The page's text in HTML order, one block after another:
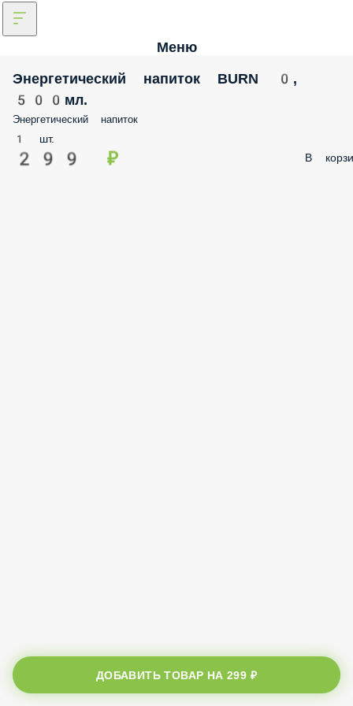
Меню
Энергетический напиток BURN 0,
500мл.
Энергетический напиток
1 шт.
299 ₽ В
ДОБАВИТЬ ТОВАР НА299 ₽